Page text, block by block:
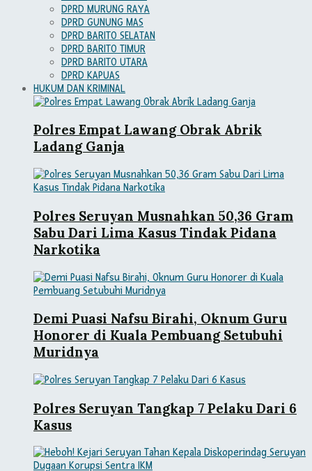
DPRD MURUNG RAYA
DPRD GUNUNG MAS
DPRD BARITO SELATAN
DPRD BARITO TIMUR
DPRD BARITO UTARA
DPRD KAPUAS
HUKUM DAN KRIMINAL
Polres Empat Lawang Obrak Abrik
Ladang Ganja
Polres Seruyan Musnahkan 50,36 Gram
Sabu Dari Lima Kasus Tindak Pidana
Narkotika
Demi Puasi Nafsu Birahi, Oknum Guru
Honorer di Kuala Pembuang Setubuhi
Muridnya
Polres Seruyan Tangkap 7 Pelaku Dari 6
Kasus